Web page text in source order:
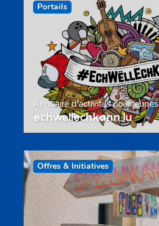
Portails
Annuaire d’activités pour jeunes
echwellechkann.lu
Offres & Initiatives